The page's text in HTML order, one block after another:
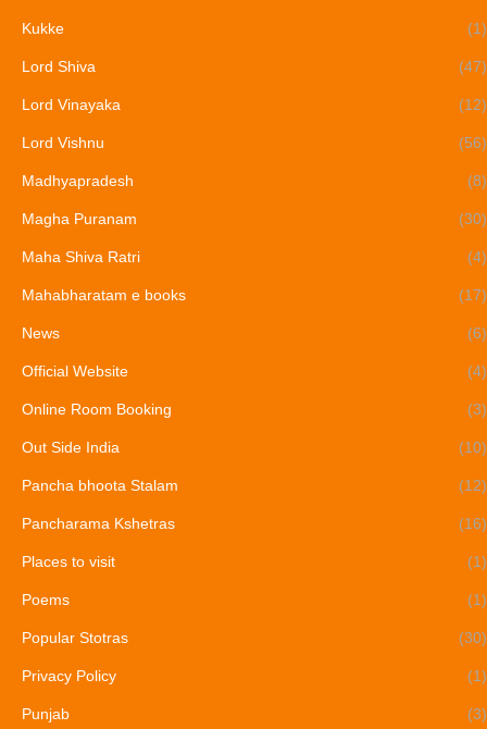
Kukke (1)
Lord Shiva (47)
Lord Vinayaka (12)
Lord Vishnu (56)
Madhyapradesh (8)
Magha Puranam (30)
Maha Shiva Ratri (4)
Mahabharatam e books (17)
News (6)
Official Website (4)
Online Room Booking (3)
Out Side India (10)
Pancha bhoota Stalam (12)
Pancharama Kshetras (16)
Places to visit (1)
Poems (1)
Popular Stotras (30)
Privacy Policy (1)
Punjab (3)